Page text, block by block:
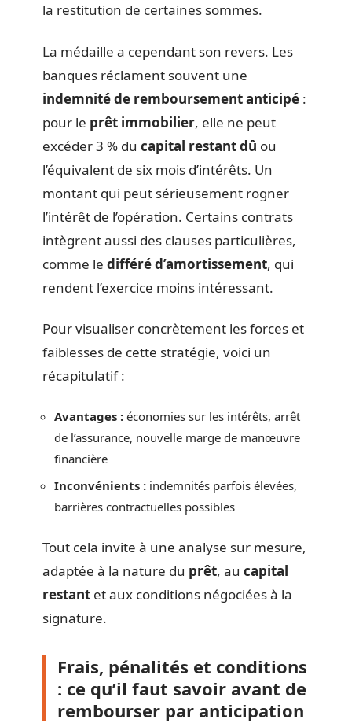
la restitution de certaines sommes.
La médaille a cependant son revers. Les
banques réclament souvent une
indemnité de remboursement anticipé :
pour le prêt immobilier, elle ne peut
excéder 3 % du capital restant dû ou
l’équivalent de six mois d’intérêts. Un
montant qui peut sérieusement rogner
l’intérêt de l’opération. Certains contrats
intègrent aussi des clauses particulières,
comme le différé d’amortissement, qui
rendent l’exercice moins intéressant.
Pour visualiser concrètement les forces et
faiblesses de cette stratégie, voici un
récapitulatif :
Avantages : économies sur les intérêts, arrêt
de l’assurance, nouvelle marge de manœuvre
financière
Inconvénients : indemnités parfois élevées,
barrières contractuelles possibles
Tout cela invite à une analyse sur mesure,
adaptée à la nature du prêt, au capital
restant et aux conditions négociées à la
signature.
Frais, pénalités et conditions
: ce qu’il faut savoir avant de
rembourser par anticipation